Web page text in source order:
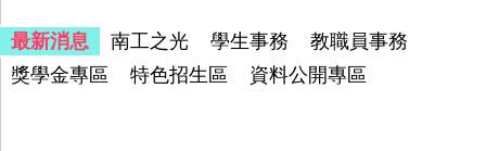
最新消息 南工之光 學生事務
教職員事務
獎學金專區
特色招生區 資料公開專區